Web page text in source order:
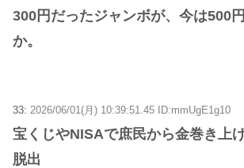
300円だったジャンボが、今は500
か。
33: 2026/06/01(月) 10:39:51.45 ID:mmUgE1g10
宝くじやNISAで庶民から金巻き上
脱出